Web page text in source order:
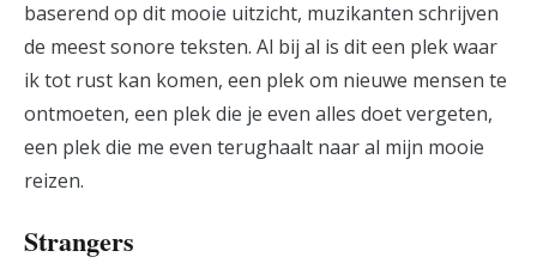
baserend op dit mooie uitzicht, muzikanten schrijven
de meest sonore teksten. Al bij al is dit een plek waar
ik tot rust kan komen, een plek om nieuwe mensen te
ontmoeten, een plek die je even alles doet vergeten,
een plek die me even terughaalt naar al mijn mooie
reizen.
Strangers